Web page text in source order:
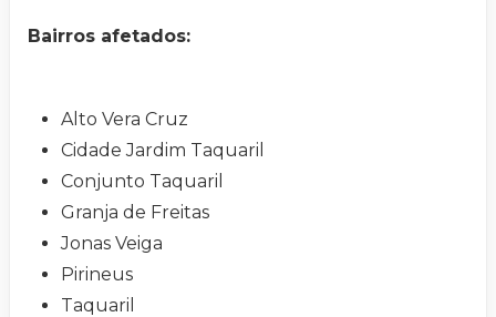
Bairros afetados:
Alto Vera Cruz
Cidade Jardim Taquaril
Conjunto Taquaril
Granja de Freitas
Jonas Veiga
Pirineus
Taquaril